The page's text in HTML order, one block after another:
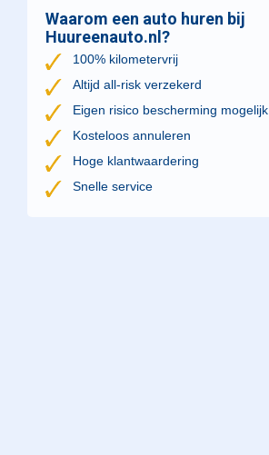
Waarom een auto huren bij
Huureenauto.nl?
100% kilometervrij
Altijd all-risk verzekerd
Eigen risico bescherming mogelijk
Kosteloos annuleren
Hoge klantwaardering
Snelle service